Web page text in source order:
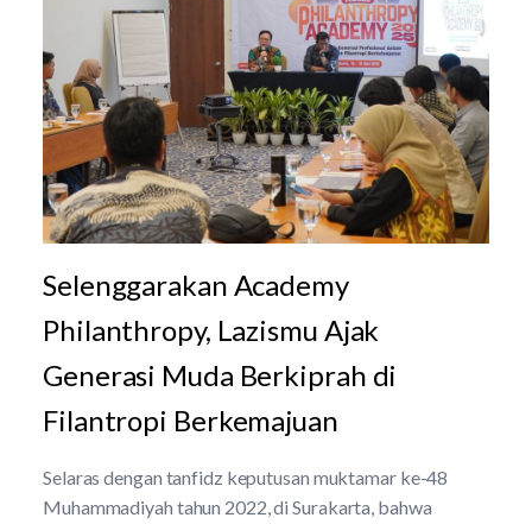
Selenggarakan Academy
Philanthropy, Lazismu Ajak
Generasi Muda Berkiprah di
Filantropi Berkemajuan
Selaras dengan tanfidz keputusan muktamar ke-48
Muhammadiyah tahun 2022, di Surakarta, bahwa